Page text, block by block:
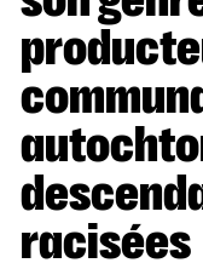
racisées